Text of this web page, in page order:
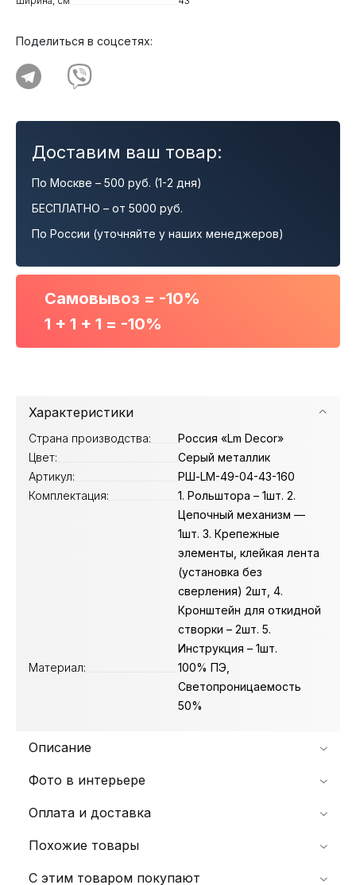
Поделиться в соцсетях:
Доставим ваш товар:
По Москве – 500 руб. (1-2 дня)
БЕСПЛАТНО – от 5000 руб.
По России (уточняйте у наших менеджеров)
Самовывоз = -10%
1 + 1 + 1 = -10%
С этим товаром покупают
Характеристики
Страна производства:
Россия «Lm Decor»
Цвет:
Серый металлик
Артикул:
РШ-LM-49-04-43-160
Комплектация:
1. Рольштора – 1шт. 2.
Цепочный механизм —
1шт. 3. Крепежные
элементы, клейкая лента
(установка без
сверления) 2шт, 4.
Кронштейн для откидной
створки – 2шт. 5.
Инструкция – 1шт.
Материал:
100% ПЭ,
Светопроницаемость
50%
Описание
Фото в интерьере
Оплата и доставка
Похожие товары